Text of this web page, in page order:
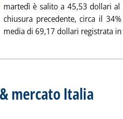
martedì è salito a 45,53 dollari
chiusura precedente, circa il
media di 69,17 dollari registrata
mercato Italia